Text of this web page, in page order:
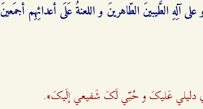
علی آلِهِ الطَّیبینَ الطّاهرینَ و اللعنةُ عَلَی أعدائِهِم أجمَعینَ
دليلي عَليکَ و حُبّي لَکَ شَفيعي إلَيکَ».